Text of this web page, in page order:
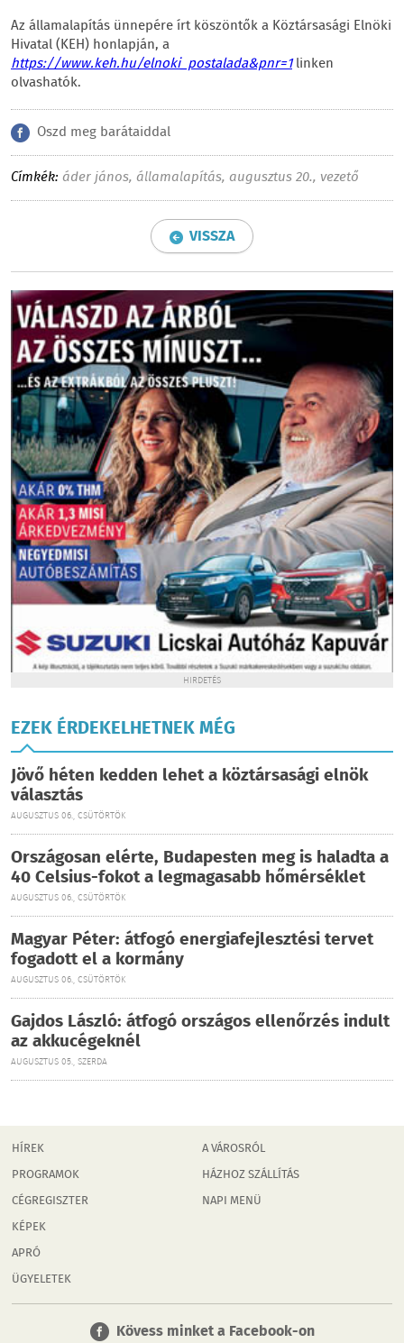
Az államalapítás ünnepére írt köszöntők a Köztársasági Elnöki
Hivatal (KEH) honlapján, a
https://www.keh.hu/elnoki_postalada&pnr=1linken
olvashatók.
Oszd meg barátaiddal
Címkék: áder jános, államalapítás, augusztus 20., vezető
VISSZA
HIRDETÉS
EZEK ÉRDEKELHETNEK MÉG
Jövő héten kedden lehet a köztársasági elnök
választás
AUGUSZTUS 06., CSÜTÖRTÖK
Országosan elérte, Budapesten meg is haladta a
40 Celsius-fokot a legmagasabb hőmérséklet
AUGUSZTUS 06., CSÜTÖRTÖK
Magyar Péter: átfogó energiafejlesztési tervet
fogadott el a kormány
AUGUSZTUS 06., CSÜTÖRTÖK
Gajdos László: átfogó országos ellenőrzés indult
az akkucégeknél
AUGUSZTUS 05., SZERDA
HÍREK
PROGRAMOK
CÉGREGISZTER
KÉPEK
APRÓ
ÜGYELETEK
A VÁROSRÓL
HÁZHOZ SZÁLLÍTÁS
NAPI MENÜ
Kövess minket a Facebook-on